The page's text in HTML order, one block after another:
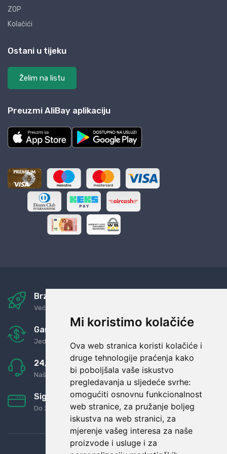
Mi koristimo kolačiće
Ova web stranica koristi kolačiće i
druge tehnologije praćenja kako
bi poboljšala vaše iskustvo
pregledavanja u sljedeće svrhe:
omogućiti osnovnu funkcionalnost
web stranice, za pružanje boljeg
iskustva na web stranici, za
mjerenje vašeg interesa za naše
proizvode i usluge i za
ZOP
Kolačići
Ostani u tijeku
Želim na listu
Preuzmi AliBay aplikaciju
Brza i sigurna dostava
Već za nekoliko dana kod vas
Garancija u povrat novaca
Jednostavno pravilo: Roba za novac
24/7 odlična podrška
Naši agenti uvijek na raspolaganju
Sigurno obročno plaćanje
Do 24 rata bez kamata